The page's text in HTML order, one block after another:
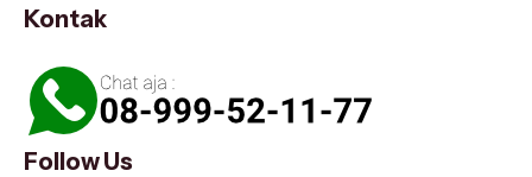
Kontak
Follow Us